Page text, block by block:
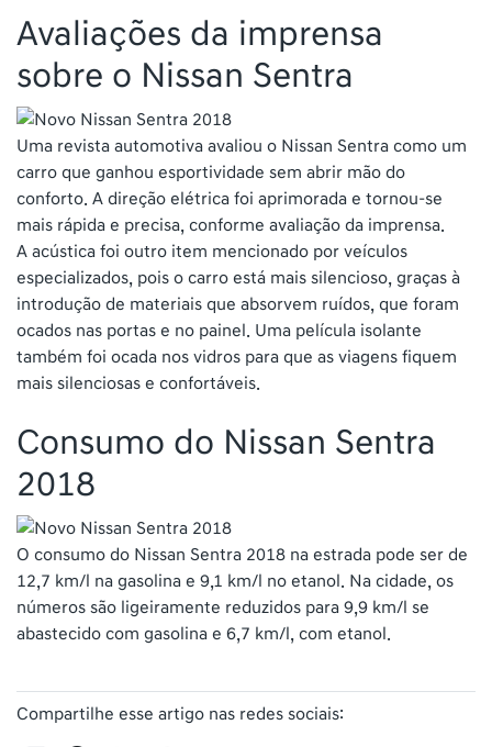
Avaliações da imprensa
sobre o Nissan Sentra
Uma revista automotiva avaliou o Nissan Sentra como um
carro que ganhou esportividade sem abrir mão do
conforto. A direção elétrica foi aprimorada e tornou-se
mais rápida e precisa, conforme avaliação da imprensa.
A acústica foi outro item mencionado por veículos
especializados, pois o carro está mais silencioso, graças à
introdução de materiais que absorvem ruídos, que foram
ocados nas portas e no painel. Uma película isolante
também foi ocada nos vidros para que as viagens fiquem
mais silenciosas e confortáveis.
Consumo do Nissan Sentra
2018
O consumo do Nissan Sentra 2018 na estrada pode ser de
12,7 km/l na gasolina e 9,1 km/l no etanol. Na cidade, os
números são ligeiramente reduzidos para 9,9 km/l se
abastecido com gasolina e 6,7 km/l, com etanol.
Compartilhe esse artigo nas redes sociais: